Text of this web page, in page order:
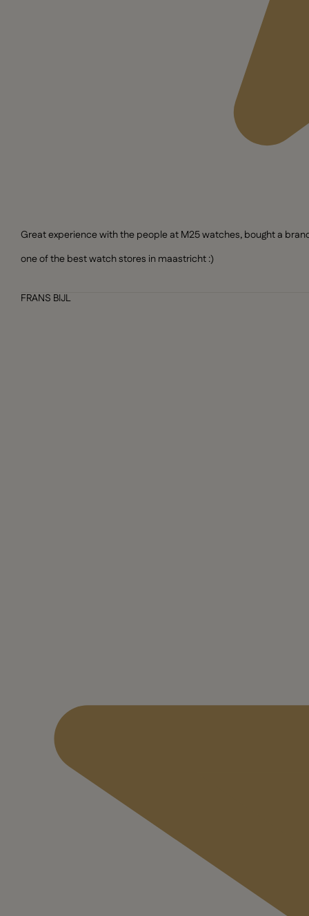
Great experience with the people at M25 watches, bought a
one of the best watch stores in maastricht :)
FRANS BIJL